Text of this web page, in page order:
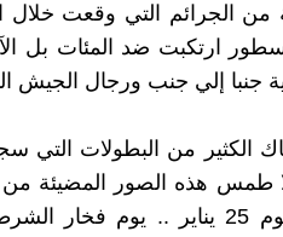
ارتكبت ضد المئات بل
جنبا إلي جنب ورجال الجيش
الكثير من البطولات التي
طمس هذه الصور المضيئة
اختار يوم 25 يناير .. يوم